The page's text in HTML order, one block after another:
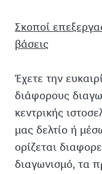
Σκοποί
βάσεις
Έχετε την
διάφορους
κεντρικής
μας δελτίο ή
ορίζεται
διαγωνισμό, τα